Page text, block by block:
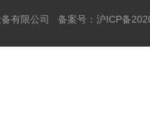
有限公司 备案号： 沪ICP备